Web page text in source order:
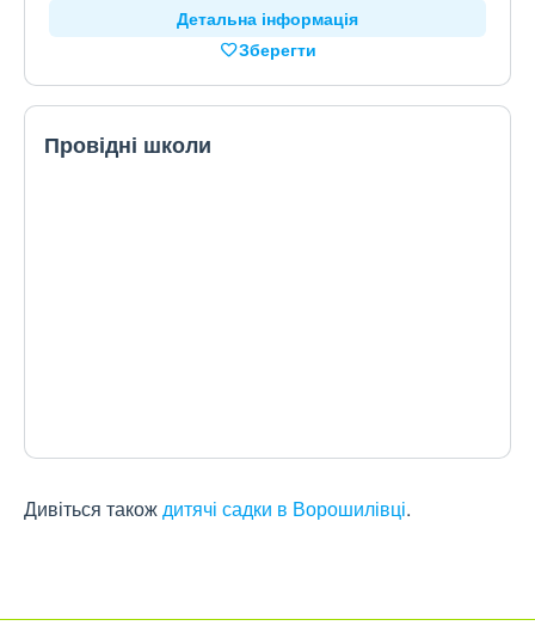
Детальна інформація
Зберегти
Провідні школи
Дивіться такождитячі садки в Ворошилівці.